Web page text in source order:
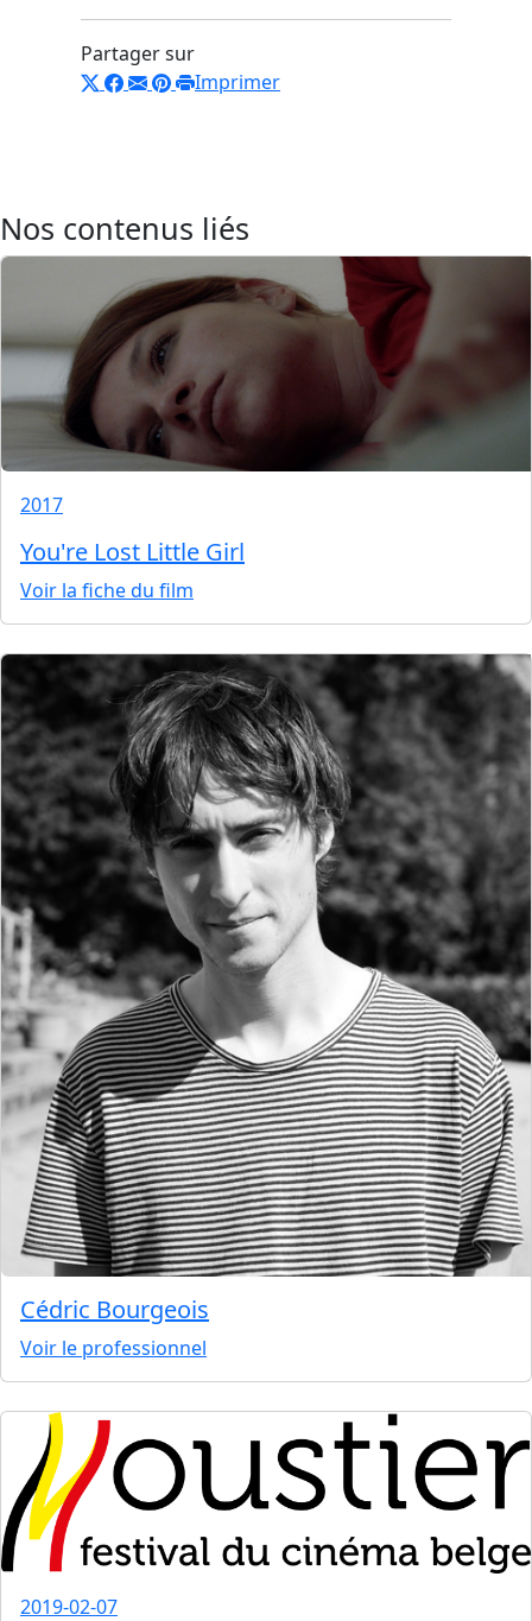
Partager sur
Imprimer
Nos contenus liés
2017
You're Lost Little Girl
Voir la fiche du film
Cédric Bourgeois
Voir le professionnel
2019-02-07